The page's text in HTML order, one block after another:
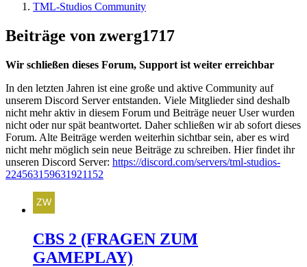
TML-Studios Community
Beiträge von zwerg1717
Wir schließen dieses Forum, Support ist weiter erreichbar
In den letzten Jahren ist eine große und aktive Community auf
unserem Discord Server entstanden. Viele Mitglieder sind deshalb
nicht mehr aktiv in diesem Forum und Beiträge neuer User wurden
nicht oder nur spät beantwortet. Daher schließen wir ab sofort dieses
Forum. Alte Beiträge werden weiterhin sichtbar sein, aber es wird
nicht mehr möglich sein neue Beiträge zu schreiben. Hier findet ihr
unseren Discord Server: https://discord.com/servers/tml-studios-
224563159631921152
CBS 2 (FRAGEN ZUM
GAMEPLAY)